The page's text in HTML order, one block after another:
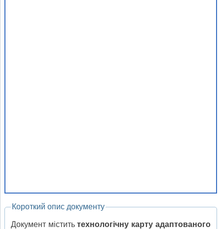
Короткий опис документу
Документ містить технологічну карту адаптованого